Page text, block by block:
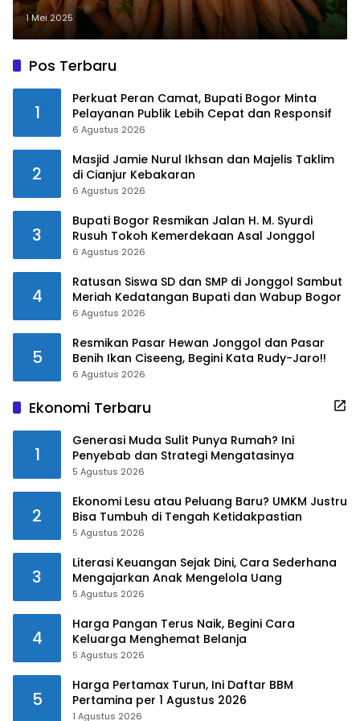
1 Mei 2025
Pos Terbaru
1
Perkuat Peran Camat, Bupati Bogor Minta
Pelayanan Publik Lebih Cepat dan Responsif
6 Agustus 2026
2
Masjid Jamie Nurul Ikhsan dan Majelis Taklim
di Cianjur Kebakaran
6 Agustus 2026
3
Bupati Bogor Resmikan Jalan H. M. Syurdi
Rusuh Tokoh Kemerdekaan Asal Jonggol
6 Agustus 2026
4
Ratusan Siswa SD dan SMP di Jonggol Sambut
Meriah Kedatangan Bupati dan Wabup Bogor
6 Agustus 2026
5
Resmikan Pasar Hewan Jonggol dan Pasar
Benih Ikan Ciseeng, Begini Kata Rudy-Jaro!!
6 Agustus 2026
Ekonomi Terbaru
1
Generasi Muda Sulit Punya Rumah? Ini
Penyebab dan Strategi Mengatasinya
5 Agustus 2026
2
Ekonomi Lesu atau Peluang Baru? UMKM Justru
Bisa Tumbuh di Tengah Ketidakpastian
5 Agustus 2026
3
Literasi Keuangan Sejak Dini, Cara Sederhana
Mengajarkan Anak Mengelola Uang
5 Agustus 2026
4
Harga Pangan Terus Naik, Begini Cara
Keluarga Menghemat Belanja
5 Agustus 2026
5
Harga Pertamax Turun, Ini Daftar BBM
Pertamina per 1 Agustus 2026
1 Agustus 2026